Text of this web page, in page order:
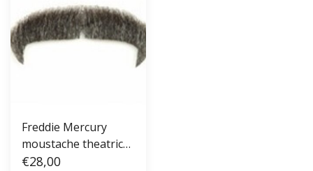
Freddie Mercury
moustache theatrical
human hair #60
€28,00